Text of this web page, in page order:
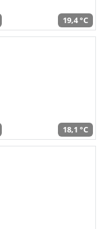
19,4 °C
18,1 °C